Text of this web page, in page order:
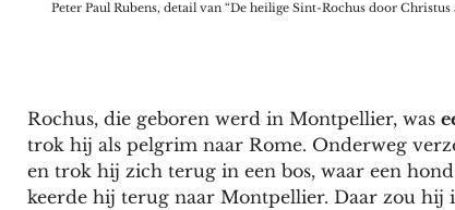
Peter Paul Rubens, detail van “De heilige Sint-Rochus door
Rochus, die geboren werd in Montpellier, was
trok hij als pelgrim naar Rome. Onderweg
en trok hij zich terug in een bos, waar een
keerde hij terug naar Montpellier. Daar zou hij